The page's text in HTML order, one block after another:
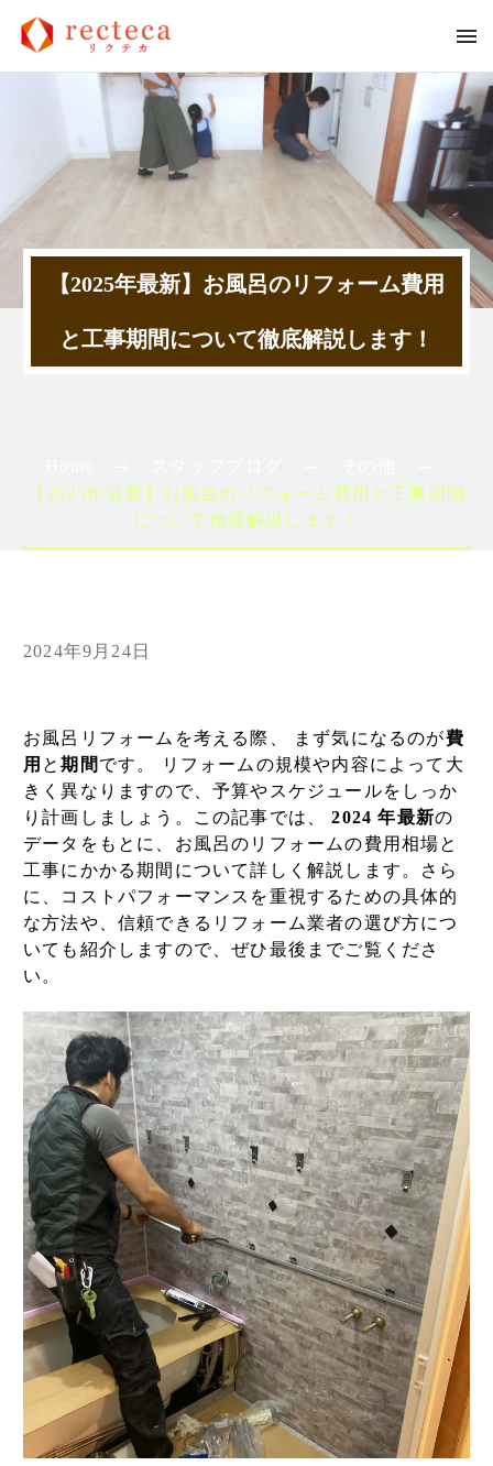
【2025年最新】お風呂のリフォーム費用
と工事期間について徹底解説します！
【2025年最新】お風呂のリフォーム費用と工事期間
について徹底解説します！
2024年9月24日
お風呂リフォームを考える際、 まず気になるのが費
用 と期間 です。 リフォームの規模や内容によって大
きく異なりますので、予算やスケジュールをしっか
り計画しましょう。この記事では、2024 年最新の
データをもとに、お風呂のリフォームの費用相場と
工事にかかる期間について詳しく解説します。さら
に、コストパフォーマンスを重視するための具体的
な方法や、信頼できるリフォーム業者の選び方につ
いても紹介しますので、ぜひ最後までご覧くださ
い。